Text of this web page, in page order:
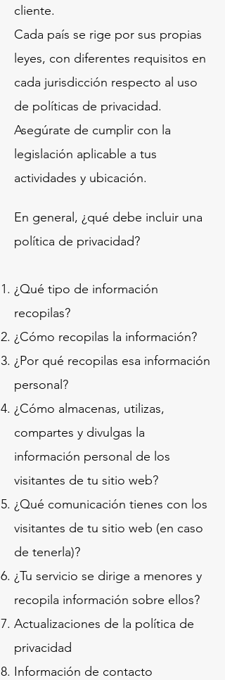
cliente.
Cada país se rige por sus propias
leyes, con diferentes requisitos en
cada jurisdicción respecto al uso
de políticas de privacidad.
Asegúrate de cumplir con la
legislación aplicable a tus
actividades y ubicación.
En general, ¿qué debe incluir una
política de privacidad?
¿Qué tipo de información
recopilas?
¿Cómo recopilas la información?
¿Por qué recopilas esa información
personal?
¿Cómo almacenas, utilizas,
compartes y divulgas la
información personal de los
visitantes de tu sitio web?
¿Qué comunicación tienes con los
visitantes de tu sitio web (en caso
de tenerla)?
¿Tu servicio se dirige a menores y
recopila información sobre ellos?
Actualizaciones de la política de
privacidad
Información de contacto